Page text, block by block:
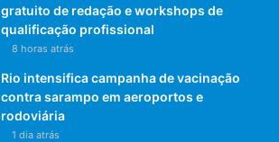
gratuito de redação e workshops de
qualificação profissional
8 horas atrás
Rio intensifica campanha de vacinação
contra sarampo em aeroportos e
rodoviária
1 dia atrás